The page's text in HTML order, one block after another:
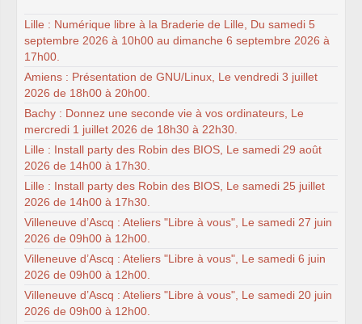
Lille : Numérique libre à la Braderie de Lille, Du samedi 5
septembre 2026 à 10h00 au dimanche 6 septembre 2026 à
17h00.
Amiens : Présentation de GNU/Linux, Le vendredi 3 juillet
2026 de 18h00 à 20h00.
Bachy : Donnez une seconde vie à vos ordinateurs, Le
mercredi 1 juillet 2026 de 18h30 à 22h30.
Lille : Install party des Robin des BIOS, Le samedi 29 août
2026 de 14h00 à 17h30.
Lille : Install party des Robin des BIOS, Le samedi 25 juillet
2026 de 14h00 à 17h30.
Villeneuve d’Ascq : Ateliers "Libre à vous", Le samedi 27 juin
2026 de 09h00 à 12h00.
Villeneuve d’Ascq : Ateliers "Libre à vous", Le samedi 6 juin
2026 de 09h00 à 12h00.
Villeneuve d’Ascq : Ateliers "Libre à vous", Le samedi 20 juin
2026 de 09h00 à 12h00.